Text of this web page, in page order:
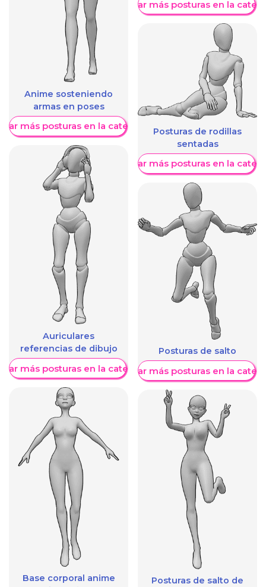
Anime sosteniendo
armas en poses
más posturas en la categoría
Auriculares
referencias de dibujo
más posturas en la categoría
Base corporal anime
Mostrar más posturas en la
Posturas de rodillas
sentadas
Mostrar más posturas en la
Posturas de salto
Mostrar más posturas en la
Posturas de salto de